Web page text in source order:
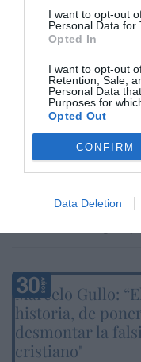
I want to opt-out
Personal Data for
Opted In
I want to opt-out
Retention, Sale,
Personal Data
Purposes for
Opted Out
CONFIRM
Data Deletion
católica
Eulogio López
SOCIEDAD
La batalla
Virgen
Gabriel
SOCIEDAD
Europea
Marcelo Gullo:
historia, de
desmontar la
cristiano"